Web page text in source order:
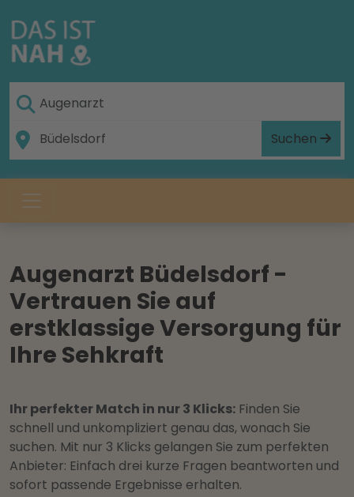
Suchen
Augenarzt Büdelsdorf -
Vertrauen Sie auf
erstklassige Versorgung für
Ihre Sehkraft
Ihr perfekter Match in nur 3 Klicks: Finden Sie
schnell und unkompliziert genau das, wonach Sie
suchen. Mit nur 3 Klicks gelangen Sie zum perfekten
Anbieter: Einfach drei kurze Fragen beantworten und
sofort passende Ergebnisse erhalten.